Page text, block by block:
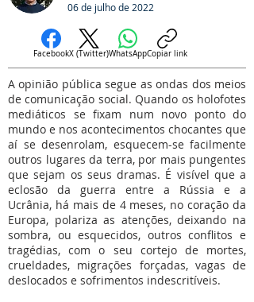
06 de julho de 2022
FacebookX (Twitter)WhatsAppCopiar link
A opinião pública segue as ondas dos meios
de comunicação social. Quando os holofotes
mediáticos se fixam num novo ponto do
mundo e nos acontecimentos chocantes que
aí se desenrolam, esquecem-se facilmente
outros lugares da terra, por mais pungentes
que sejam os seus dramas. É visível que a
eclosão da guerra entre a Rússia e a
Ucrânia, há mais de 4 meses, no coração da
Europa, polariza as atenções, deixando na
sombra, ou esquecidos, outros conflitos e
tragédias, com o seu cortejo de mortes,
crueldades, migrações forçadas, vagas de
deslocados e sofrimentos indescritíveis.